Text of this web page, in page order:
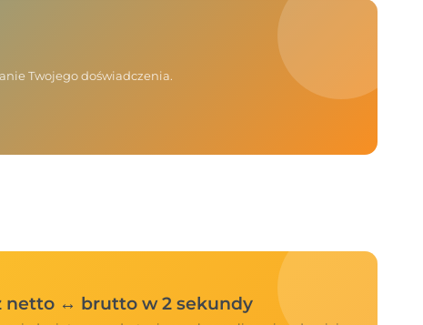
Twojego doświadczenia.
netto ↔ brutto w 2 sekundy